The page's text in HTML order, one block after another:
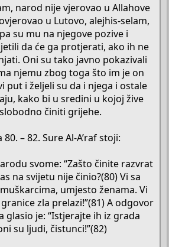
narod nije vjerovao u Allahove
u Lutovo, alejhis-selam,
su mu na njegove pozive i
da će ga protjerati, ako ih ne
Oni su tako javno pokazivali
njemu zbog toga što im je on
put i željeli su da i njega i ostale
kako bi u sredini u kojoj žive
činiti grijehe.
– 82. Sure Al-A’raf stoji:
svome: “Zašto činite razvrat
na svijetu nije činio?(80) Vi sa
umjesto ženama. Vi
zla prelazi!”(81) A odgovor
glasio je: “Istjerajte ih iz grada
su ljudi, čistunci!”(82)